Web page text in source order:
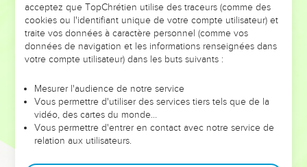
DE L’ANNÉE !
ET SI LEURS ERREURS POUVAIENT VOUS ÉVITER LES
VOTRES ?
leur foi ou leur vision. Mais on voit moins les doutes, les erreurs
et les saisons difficiles qu'ils ont traversés, alors même que ce
sont elles qui les ont façonnés.
Dans cette conférence, leaders, entrepreneurs, et responsables
acceptez que TopChrétien utilise des traceurs (comme des
cookies ou l'identifiant unique de votre compte utilisateur) et
traite vos données à caractère personnel (comme vos
données de navigation et les informations renseignées dans
votre compte utilisateur) dans les buts suivants :
Mesurer l'audience de notre service
Vous permettre d'utiliser des services tiers tels que de la
vidéo, des cartes du monde…
Vous permettre d'entrer en contact avec notre service de
relation aux utilisateurs.